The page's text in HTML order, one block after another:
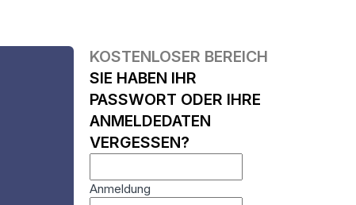
KOSTENLOSER BEREICH
SIE HABEN IHR
PASSWORT ODER IHRE
ANMELDEDATEN
VERGESSEN?
Anmeldung